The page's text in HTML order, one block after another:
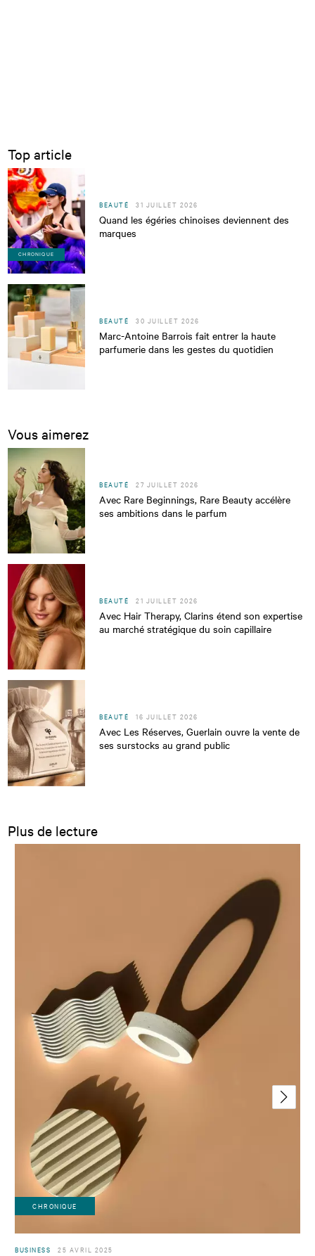
Top article
CHRONIQUE
BEAUTÉ 31 JUILLET 2026
Quand les égéries chinoises deviennent des
marques
BEAUTÉ 30 JUILLET 2026
Marc-Antoine Barrois fait entrer la haute
parfumerie dans les gestes du quotidien
Vous aimerez
BEAUTÉ 27 JUILLET 2026
Avec Rare Beginnings, Rare Beauty accélère
ses ambitions dans le parfum
BEAUTÉ 21 JUILLET 2026
Avec Hair Therapy, Clarins étend son expertise
au marché stratégique du soin capillaire
BEAUTÉ 16 JUILLET 2026
Avec Les Réserves, Guerlain ouvre la vente de
ses surstocks au grand public
Plus de lecture
CHRONIQUE
BUSINESS 25 AVRIL 2025